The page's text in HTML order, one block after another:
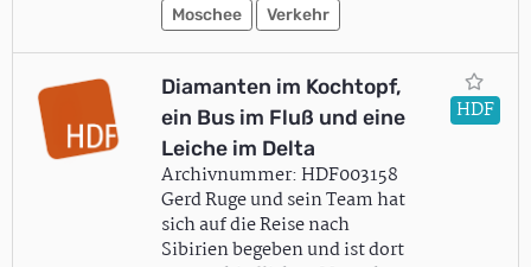
Moschee Verkehr
Diamanten im Kochtopf,
ein Bus im Fluß und eine
Leiche im Delta
Archivnummer: HDF003158
Gerd Ruge und sein Team hat
sich auf die Reise nach
Sibirien begeben und ist dort
HDF